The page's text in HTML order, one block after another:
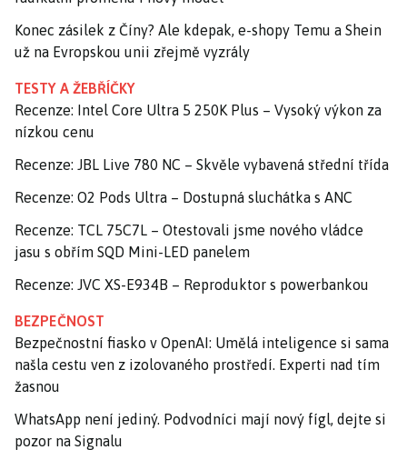
Konec zásilek z Číny? Ale kdepak, e-shopy Temu a Shein
už na Evropskou unii zřejmě vyzrály
TESTY A ŽEBŘÍČKY
Recenze: Intel Core Ultra 5 250K Plus – Vysoký výkon za
nízkou cenu
Recenze: JBL Live 780 NC – Skvěle vybavená střední třída
Recenze: O2 Pods Ultra – Dostupná sluchátka s ANC
Recenze: TCL 75C7L – Otestovali jsme nového vládce
jasu s obřím SQD Mini-LED panelem
Recenze: JVC XS-E934B – Reproduktor s powerbankou
BEZPEČNOST
Bezpečnostní fiasko v OpenAI: Umělá inteligence si sama
našla cestu ven z izolovaného prostředí. Experti nad tím
žasnou
WhatsApp není jediný. Podvodníci mají nový fígl, dejte si
pozor na Signalu